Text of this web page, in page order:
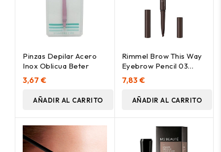
Pinzas Depilar Acero
Inox Oblicua Beter
3,67 €
AÑADIR AL CARRITO
Rimmel Brow This Way
Eyebrow Pencil 03
Dark Bown 0.25G
7,83 €
AÑADIR AL CARRITO